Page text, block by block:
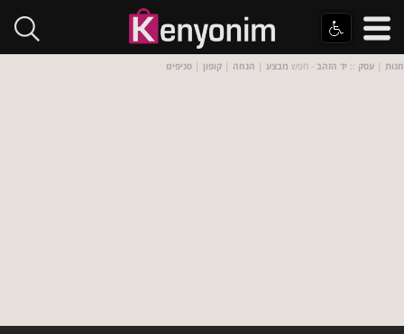
חנות | עסק :: יד הזהב - חפש מבצע | הנחה | קופון | סניפים